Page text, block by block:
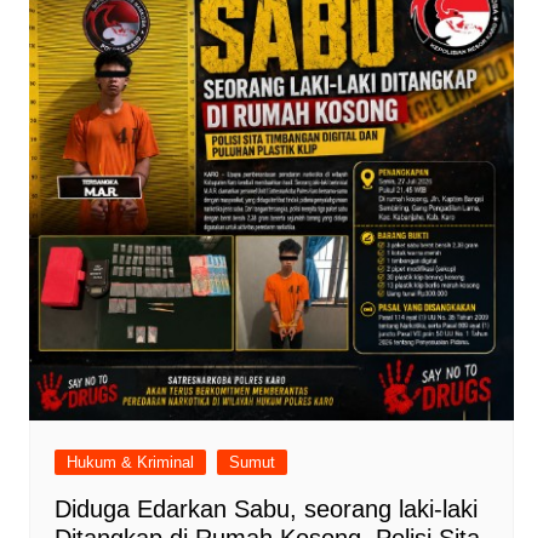
Hukum & Kriminal Sumut
Diduga Edarkan Sabu, seorang laki-laki